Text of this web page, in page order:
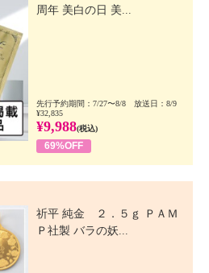
周年 美白の日 美...
先行予約期間：7/27〜8/8 放送日：8/9
¥32,835
¥9,988(税込)
69%OFF
祈平 純金 ２．５ｇ ＰＡＭ
Ｐ社製 バラの妖...